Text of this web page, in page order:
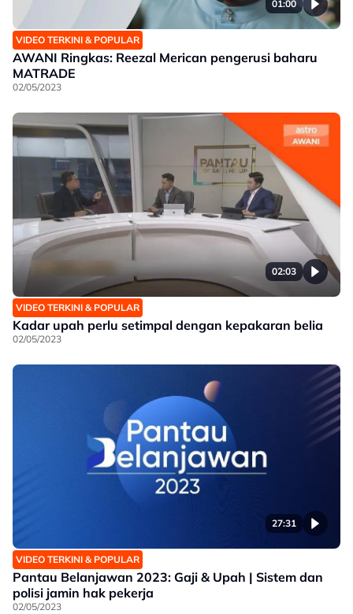
01:00
VIDEO TERKINI & POPULAR
AWANI Ringkas: Reezal Merican pengerusi baharu
MATRADE
02/05/2023
02:03
VIDEO TERKINI & POPULAR
Kadar upah perlu setimpal dengan kepakaran belia
02/05/2023
27:31
VIDEO TERKINI & POPULAR
Pantau Belanjawan 2023: Gaji & Upah | Sistem dan
polisi jamin hak pekerja
02/05/2023